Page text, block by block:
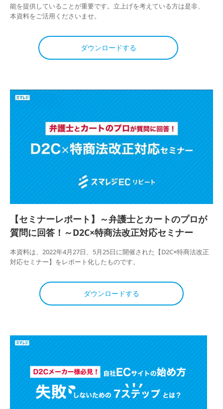
能を提供していることが重要です。立上げを考えている方は是非、
本資料をご活用くださいませ。
ダウンロードする
【セミナーレポート】～弁護士とカートのプロが
質問に回答！～D2C×特商法改正対応セミナー
本資料は、2022年4月27日、5月25日に開催された【D2C×特商法改正
対応セミナー】をレポート化したものです。
ダウンロードする